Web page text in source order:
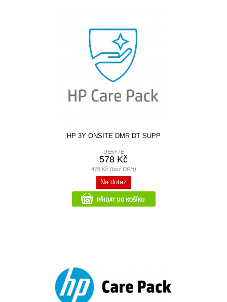
HP 3Y ONSITE DMR DT SUPP
UE5Y7E
578 Kč
478 Kč (bez DPH)
Na dotaz